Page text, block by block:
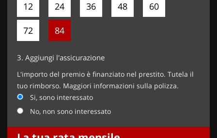
12 24 36 48 60
72 84
3. Aggiungi l'assicurazione
L'importo del premio è finanziato nel prestito. Tutela il
tuo rimborso. Maggiori informazioni sulla polizza.
Si, sono interessato
No, non sono interessato